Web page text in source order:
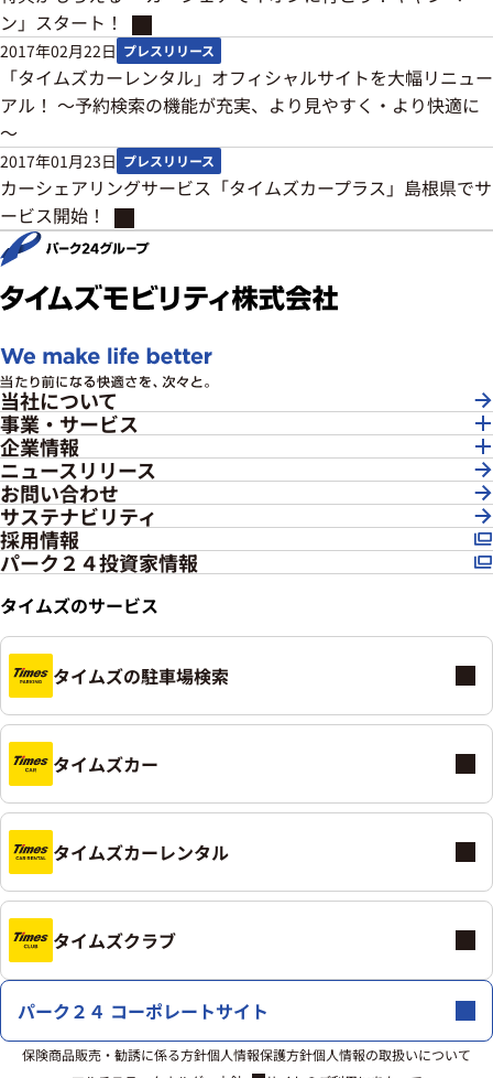
ン」スタート！
2017年02月22日 プレスリリース
「タイムズカーレンタル」オフィシャルサイトを大幅リニュー
アル！ ～予約検索の機能が充実、より見やすく・より快適に
～
2017年01月23日 プレスリリース
カーシェアリングサービス「タイムズカープラス」島根県でサ
ービス開始！
当社について
事業・サービス
企業情報
ニュースリリース
お問い合わせ
サステナビリティ
採用情報
パーク２４投資家情報
タイムズのサービス
タイムズの駐車場検索
タイムズカー
タイムズカーレンタル
タイムズクラブ
パーク２４ コーポレートサイト
保険商品販売・勧誘に係る方針個人情報保護方針個人情報の取扱いについて